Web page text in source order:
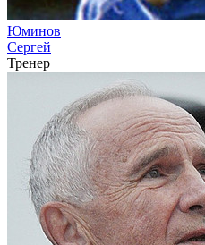
Юминов
Сергей
Тренер